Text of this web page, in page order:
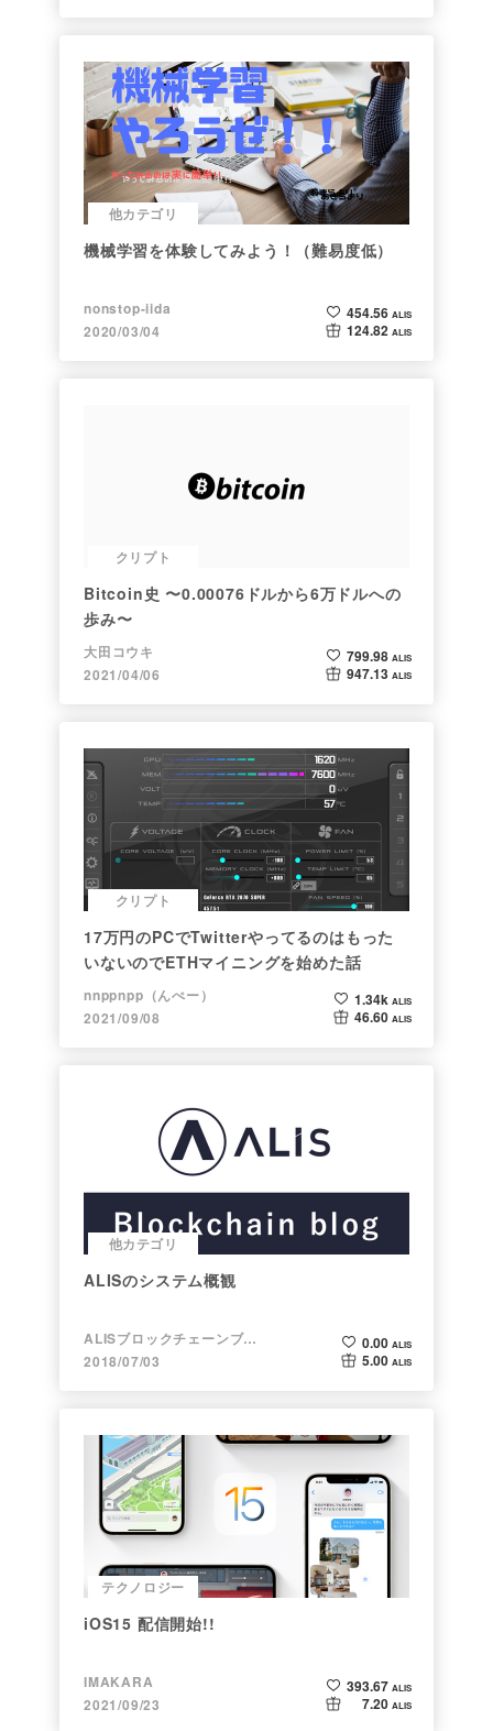
他カテゴリ
機械学習を体験してみよう！（難易度低）
nonstop-iida
2020/03/04
454.56 ALIS
124.82 ALIS
クリプト
Bitcoin史 〜0.00076ドルから6万ドルへの
歩み〜
大田コウキ
2021/04/06
799.98 ALIS
947.13 ALIS
クリプト
17万円のPCでTwitterやってるのはもった
いないのでETHマイニングを始めた話
nnppnpp（んぺー）
2021/09/08
1.34k ALIS
46.60 ALIS
他カテゴリ
ALISのシステム概観
ALISブロックチェーンブログ
2018/07/03
0.00 ALIS
5.00 ALIS
テクノロジー
iOS15 配信開始!!
IMAKARA
2021/09/23
393.67 ALIS
7.20 ALIS